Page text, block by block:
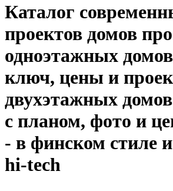
Каталог
проектов домов
одноэтажных
ключ, цены и
двухэтажных
с планом, фото и
- в финском стиле
hi-tech